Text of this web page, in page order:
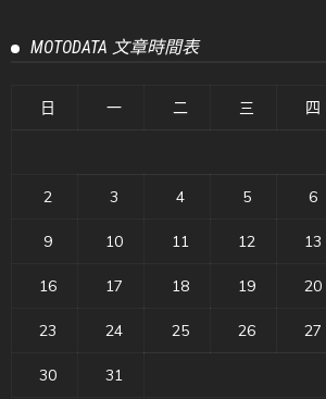
MOTODATA 文章時間表
日 一 二 三 四
2 3 4 5 6
9 10 11 12 13
16 17 18 19 20
23 24 25 26 27
30 31